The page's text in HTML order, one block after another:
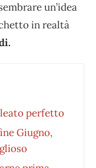
un’idea
in realtà
perfetto
Giugno,